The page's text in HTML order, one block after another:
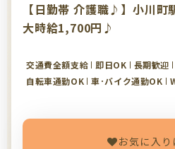
【日勤帯 介護職♪】小川
大時給1,700円♪
交通費全額支給 即日OK 長期歓迎
自転車通勤OK
車･バイク通勤OK
お気に入り